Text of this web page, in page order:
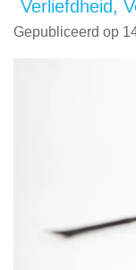
Verliefdheid,
Gepubliceerd op